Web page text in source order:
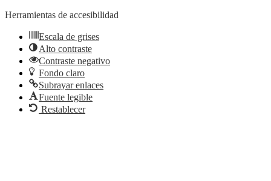
Herramientas de accesibilidad
Escala de grises
Alto contraste
Contraste negativo
Fondo claro
Subrayar enlaces
Fuente legible
Restablecer